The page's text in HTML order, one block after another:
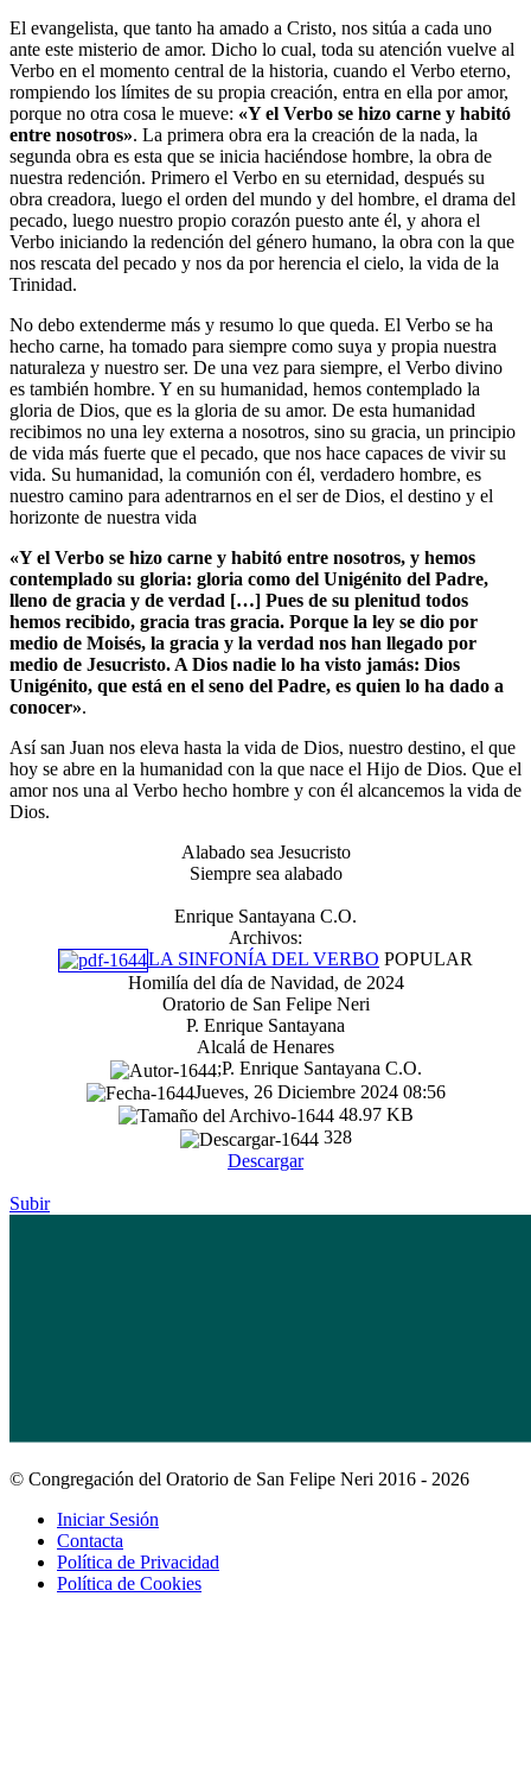
El evangelista, que tanto ha amado a Cristo, nos sitúa a cada uno
ante este misterio de amor. Dicho lo cual, toda su atención vuelve al
Verbo en el momento central de la historia, cuando el Verbo eterno,
rompiendo los límites de su propia creación, entra en ella por amor,
porque no otra cosa le mueve: «Y el Verbo se hizo carne y habitó
entre nosotros». La primera obra era la creación de la nada, la
segunda obra es esta que se inicia haciéndose hombre, la obra de
nuestra redención. Primero el Verbo en su eternidad, después su
obra creadora, luego el orden del mundo y del hombre, el drama del
pecado, luego nuestro propio corazón puesto ante él, y ahora el
Verbo iniciando la redención del género humano, la obra con la que
nos rescata del pecado y nos da por herencia el cielo, la vida de la
Trinidad.
No debo extenderme más y resumo lo que queda. El Verbo se ha
hecho carne, ha tomado para siempre como suya y propia nuestra
naturaleza y nuestro ser. De una vez para siempre, el Verbo divino
es también hombre. Y en su humanidad, hemos contemplado la
gloria de Dios, que es la gloria de su amor. De esta humanidad
recibimos no una ley externa a nosotros, sino su gracia, un principio
de vida más fuerte que el pecado, que nos hace capaces de vivir su
vida. Su humanidad, la comunión con él, verdadero hombre, es
nuestro camino para adentrarnos en el ser de Dios, el destino y el
horizonte de nuestra vida
«Y el Verbo se hizo carne y habitó entre nosotros, y hemos
contemplado su gloria: gloria como del Unigénito del Padre,
lleno de gracia y de verdad […] Pues de su plenitud todos
hemos recibido, gracia tras gracia. Porque la ley se dio por
medio de Moisés, la gracia y la verdad nos han llegado por
medio de Jesucristo. A Dios nadie lo ha visto jamás: Dios
Unigénito, que está en el seno del Padre, es quien lo ha dado a
conocer».
Así san Juan nos eleva hasta la vida de Dios, nuestro destino, el que
hoy se abre en la humanidad con la que nace el Hijo de Dios. Que el
amor nos una al Verbo hecho hombre y con él alcancemos la vida de
Dios.
Alabado sea Jesucristo
Siempre sea alabado
Enrique Santayana C.O.
Archivos:
LA SINFONÍA DEL VERBO POPULAR
Homilía del día de Navidad, de 2024
Oratorio de San Felipe Neri
P. Enrique Santayana
Alcalá de Henares
;P. Enrique Santayana C.O.
Jueves, 26 Diciembre 2024 08:56
48.97 KB
328
Descargar
Subir
© Congregación del Oratorio de San Felipe Neri 2016 - 2026
Iniciar Sesión
Contacta
Política de Privacidad
Política de Cookies